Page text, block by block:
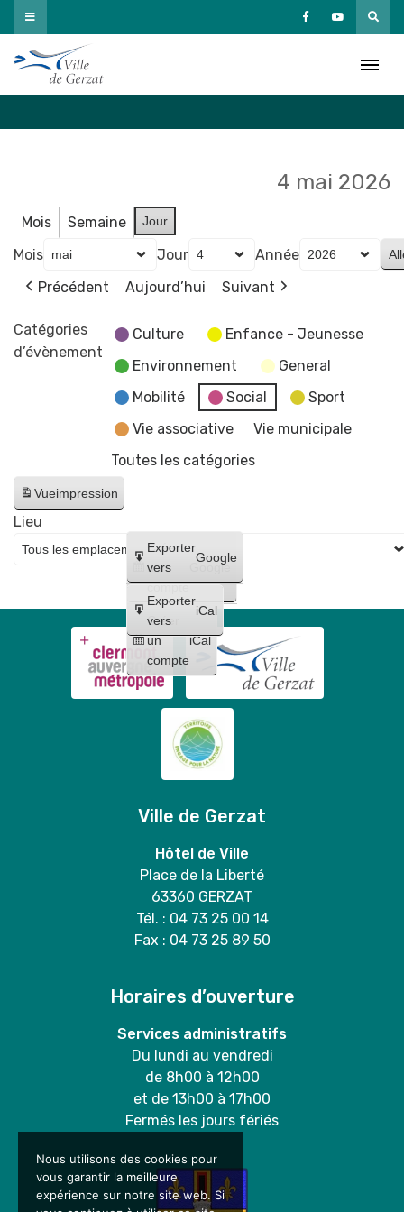
Passer
au
contenu
4 mai 2026
Mois Semaine Jour
Mois Jour
Année
Précédent
Aujourd’hui Suivant
Catégories
d’évènement
Culture
Enfance - Jeunesse
Environnement
General
Mobilité
Social
Sport
Vie associative
Vie municipale
Toutes les catégories
Vueimpression
Créer
un
compte
Google
Créer
un
compte
iCal
Exporter
vers
Google
Exporter
vers
iCal
Lieu
Ville de Gerzat
Hôtel de Ville
Place de la Liberté
63360 GERZAT
Tél. : 04 73 25 00 14
Fax : 04 73 25 89 50
Horaires d’ouverture
Services administratifs
Du lundi au vendredi
de 8h00 à 12h00
et de 13h00 à 17h00
Fermés les jours fériés
Nous utilisons des cookies pour
vous garantir la meilleure
expérience sur notre site web. Si